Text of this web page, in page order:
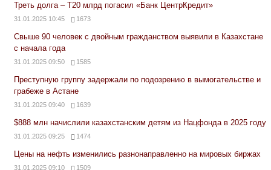
Треть долга – Т20 млрд погасил «Банк ЦентрКредит»
31.01.2025 10:45 1673
Свыше 90 человек с двойным гражданством выявили в Казахстане
с начала года
31.01.2025 09:50 1585
Преступную группу задержали по подозрению в вымогательстве и
грабеже в Астане
31.01.2025 09:40 1639
$888 млн начислили казахстанским детям из Нацфонда в 2025 году
31.01.2025 09:25 1474
Цены на нефть изменились разнонаправленно на мировых биржах
31.01.2025 09:10 1509